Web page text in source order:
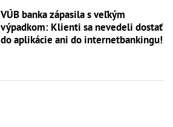
VÚB banka zápasila s veľkým
výpadkom: Klienti sa nevedeli dostať
do aplikácie ani do internetbankingu!